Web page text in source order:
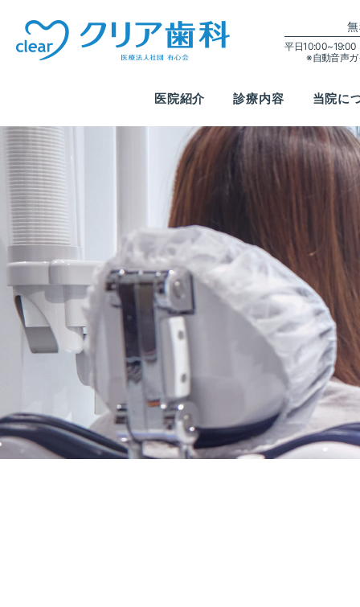
平日10:00~19:00
※自動音声
医院紹介 診療内容 当院に